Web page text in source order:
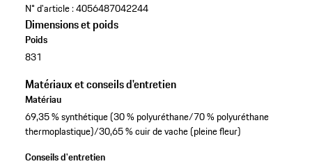
N° d'article :4056487042244
Dimensions et poids
Poids
831
Matériaux et conseils d'entretien
Matériau
69,35 % synthétique (30 % polyuréthane/70 % polyuréthane
thermoplastique)/30,65 % cuir de vache (pleine fleur)
Conseils d'entretien